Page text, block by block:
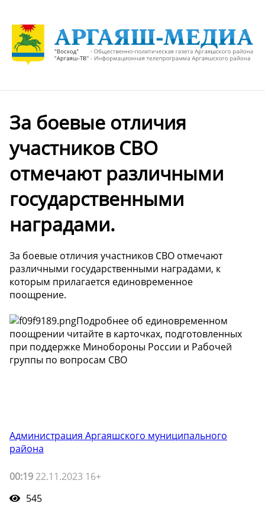
За боевые отличия
участников СВО
отмечают различными
государственными
наградами.
За боевые отличия участников СВО отмечают
различными государственными наградами, к
которым прилагается единовременное
поощрение.
Подробнее об единовременном
поощрении читайте в карточках, подготовленных
при поддержке Минобороны России и Рабочей
группы по вопросам СВО
Администрация Аргаяшского муниципального
района
00:19 22.11.2023 16+
545